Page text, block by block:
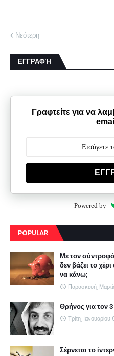
Νεότερη
ΕΓΓΡΑΦΉ
Γραφτείτε για να
Powered by
POPULAR
Με τον σύντροφό
δεν βάζει το
να κάνω;
Παρασκευή,
Θρήνος για τον
Τρίτη,
Σέρνεται το